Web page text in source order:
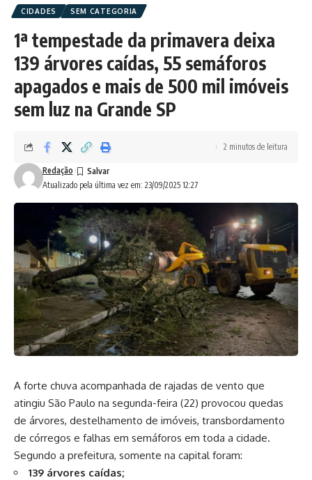
CIDADES SEM CATEGORIA
1ª tempestade da primavera deixa
139 árvores caídas, 55 semáforos
apagados e mais de 500 mil imóveis
sem luz na Grande SP
Atualizado pela última vez em: 23/09/2025 12:27
Redação
2 minutos de leitura
A forte chuva acompanhada de rajadas de vento que
atingiu São Paulo na segunda-feira (22) provocou quedas
de árvores, destelhamento de imóveis, transbordamento
de córregos e falhas em semáforos em toda a cidade.
Segundo a prefeitura, somente na capital foram:
139 árvores caídas;